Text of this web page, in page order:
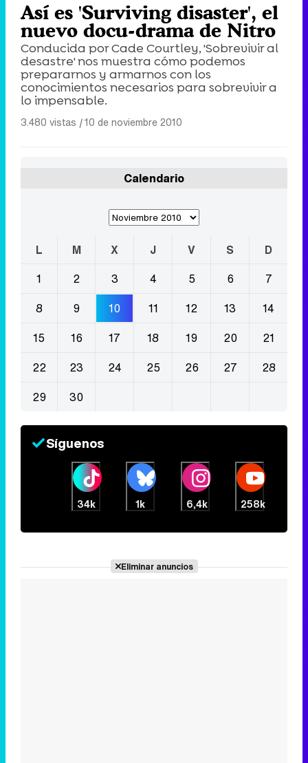
Así es 'Surviving disaster', el
nuevo docu-drama de Nitro
Conducida por Cade Courtley, 'Sobrevivir al
desastre' nos muestra cómo podemos
prepararnos y armarnos con los
conocimientos necesarios para sobrevivir a
lo impensable.
3.480 vistas |10 de noviembre 2010
Calendario
L M X J V S
D
1
2 3 4 5 6
7
8
9 10 11 12 13
14
15
16 17 18 19 20
21
22
23 24 25 26 27
28
29
30
Síguenos
34k 1k 6,4k 258k
Eliminar anuncios